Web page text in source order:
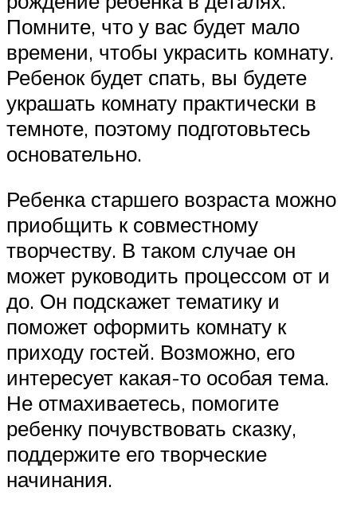
Помните, что у вас будет мало
времени, чтобы украсить комнату.
Ребенок будет спать, вы будете
украшать комнату практически в
темноте, поэтому подготовьтесь
основательно.
Ребенка старшего возраста можно
приобщить к совместному
творчеству. В таком случае он
может руководить процессом от и
до. Он подскажет тематику и
поможет оформить комнату к
приходу гостей. Возможно, его
интересует какая-то особая тема.
Не отмахиваетесь, помогите
ребенку почувствовать сказку,
поддержите его творческие
начинания.